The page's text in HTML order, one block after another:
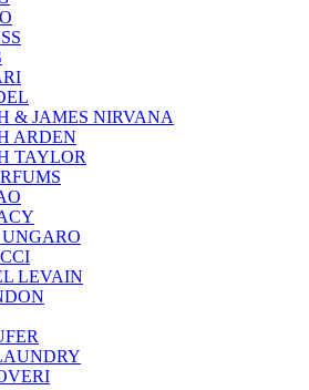
& JAMES NIRVANA
ARDEN
TAYLOR
LEVAIN